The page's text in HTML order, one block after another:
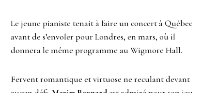
Le jeune pianiste tenait à faire un concert à Québec
avant de s’envoler pour Londres, en mars, où il
donnera le même programme au Wigmore Hall.
Fervent romantique et virtuose ne reculant devant